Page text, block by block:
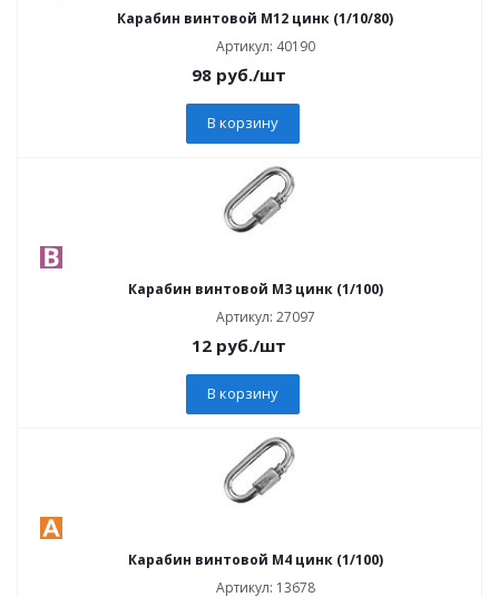
Карабин винтовой M12 цинк (1/10/80)
Артикул: 40190
98руб./шт
В корзину
Карабин винтовой M3 цинк (1/100)
Артикул: 27097
12руб./шт
В корзину
Карабин винтовой M4 цинк (1/100)
Артикул: 13678